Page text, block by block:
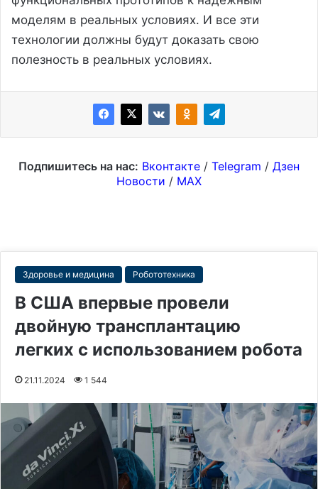
моделям в реальных условиях. И все эти
технологии должны будут доказать свою
полезность в реальных условиях.
Подпишитесь на нас: Вконтакте / Telegram / Дзен
Новости / MAX